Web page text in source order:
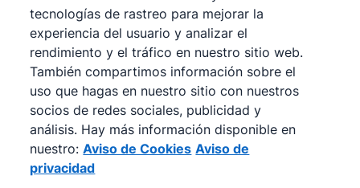
©2026Pipedrive
Pipedrive
Términos de servicio
Pipedrive
Aviso de privacidad
Mapa del sitio
Aviso de Cookies
tecnologías de rastreo para mejorar la
experiencia del usuario y analizar el
rendimiento y el tráfico en nuestro sitio web.
También compartimos información sobre el
uso que hagas en nuestro sitio con nuestros
socios de redes sociales, publicidad y
análisis. Hay más información disponible en
nuestro: Aviso de Cookies Aviso de
privacidad